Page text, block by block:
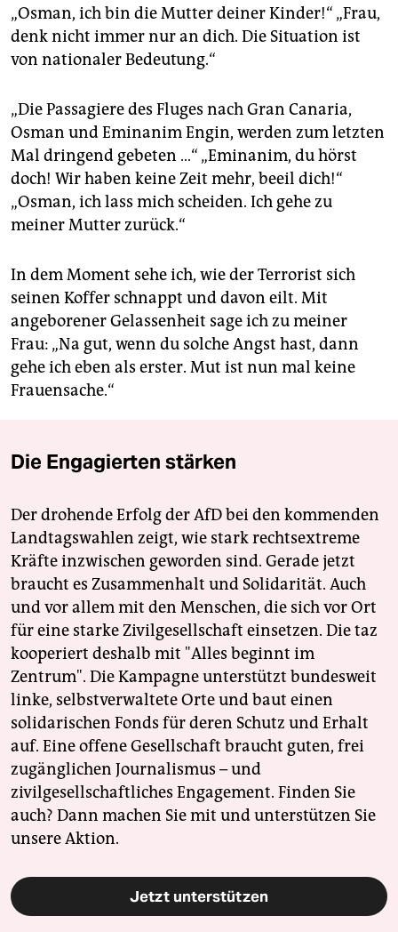
„Osman, ich bin die Mutter deiner Kinder!“ „Frau,
denk nicht immer nur an dich. Die Situation ist
von nationaler Bedeutung.“
„Die Passagiere des Fluges nach Gran Canaria,
Osman und Eminanim Engin, werden zum letzten
Mal dringend gebeten …“ „Eminanim, du hörst
doch! Wir haben keine Zeit mehr, beeil dich!“
„Osman, ich lass mich scheiden. Ich gehe zu
meiner Mutter zurück.“
In dem Moment sehe ich, wie der Terrorist sich
seinen Koffer schnappt und davon eilt. Mit
angeborener Gelassenheit sage ich zu meiner
Frau: „Na gut, wenn du solche Angst hast, dann
gehe ich eben als erster. Mut ist nun mal keine
Frauensache.“
Die Engagierten stärken
Der drohende Erfolg der AfD bei den kommenden
Landtagswahlen zeigt, wie stark rechtsextreme
Kräfte inzwischen geworden sind. Gerade jetzt
braucht es Zusammenhalt und Solidarität. Auch
und vor allem mit den Menschen, die sich vor Ort
für eine starke Zivilgesellschaft einsetzen. Die taz
kooperiert deshalb mit "Alles beginnt im
Zentrum". Die Kampagne unterstützt bundesweit
linke, selbstverwaltete Orte und baut einen
solidarischen Fonds für deren Schutz und Erhalt
auf. Eine offene Gesellschaft braucht guten, frei
zugänglichen Journalismus – und
zivilgesellschaftliches Engagement. Finden Sie
auch? Dann machen Sie mit und unterstützen Sie
unsere Aktion.
Jetzt unterstützen